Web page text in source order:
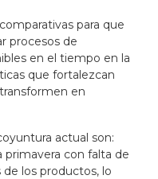
para que
procesos de
en el tiempo en la
que fortalezcan
en
actual son:
primavera con falta de
los productos, lo